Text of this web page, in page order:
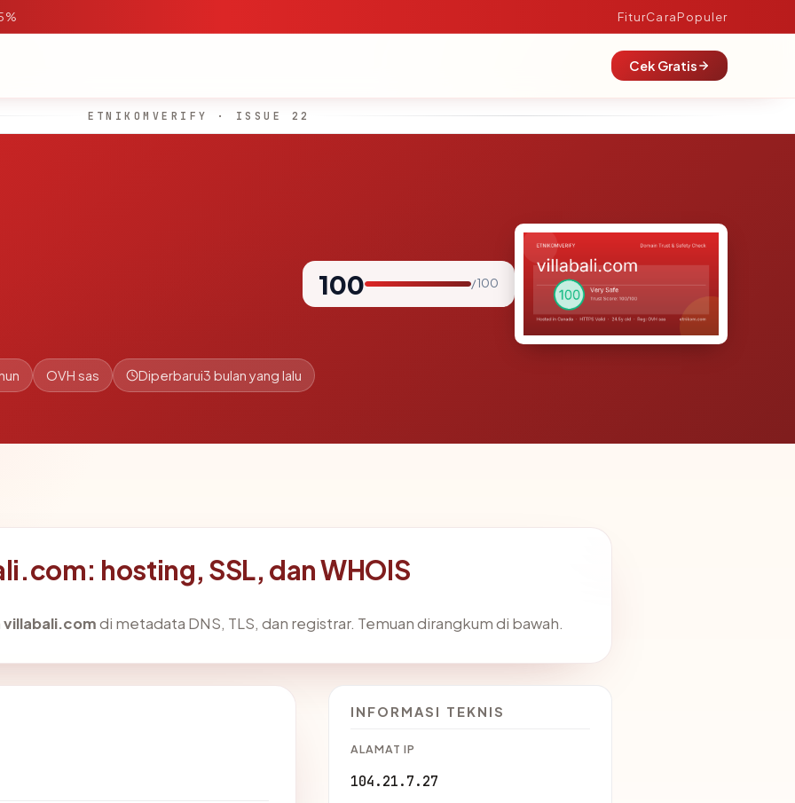
FiturCaraPopuler
Cek Gratis
ETNIKOMVERIFY · ISSUE 22
100 / 100
OVH sas Diperbarui3 bulan yang lalu
hosting, SSL, dan WHOIS
villabali.comdi metadata DNS, TLS, dan registrar. Temuan dirangkum di bawah.
INFORMASI TEKNIS
ALAMAT IP
104.21.7.27